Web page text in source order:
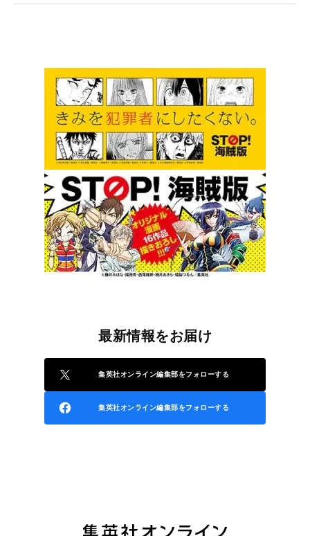
最新情報をお届け
集英社オンライン編集部をフォローする
集英社オンライン編集部をフォローする